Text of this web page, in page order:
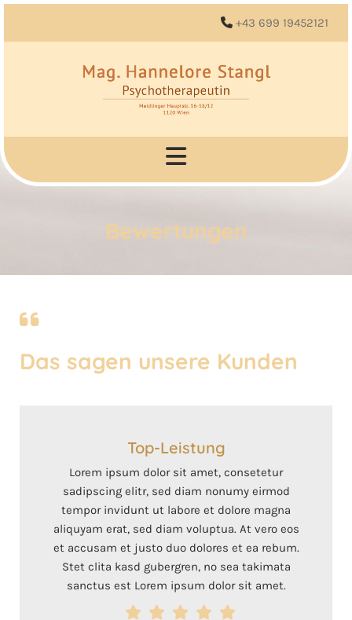
 +43 699 19452121
Bewertungen

Das sagen unsere Kunden
Top-Leistung
Lorem ipsum dolor sit amet, consetetur
sadipscing elitr, sed diam nonumy eirmod
tempor invidunt ut labore et dolore magna
aliquyam erat, sed diam voluptua. At vero eos
et accusam et justo duo dolores et ea rebum.
Stet clita kasd gubergren, no sea takimata
sanctus est Lorem ipsum dolor sit amet.